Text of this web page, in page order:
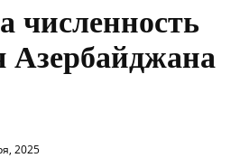
численность
Азербайджана
2025